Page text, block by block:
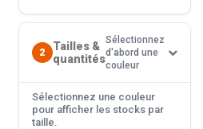
2
Tailles &
quantités
Sélectionnez
d'abord une
couleur
Sélectionnez une couleur
pour afficher les stocks par
taille.